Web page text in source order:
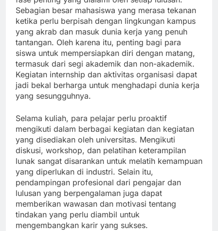
Sebagian besar mahasiswa yang merasa tekanan
ketika perlu berpisah dengan lingkungan kampus
yang akrab dan masuk dunia kerja yang penuh
tantangan. Oleh karena itu, penting bagi para
siswa untuk mempersiapkan diri dengan matang,
termasuk dari segi akademik dan non-akademik.
Kegiatan internship dan aktivitas organisasi dapat
jadi bekal berharga untuk menghadapi dunia kerja
yang sesungguhnya.
Selama kuliah, para pelajar perlu proaktif
mengikuti dalam berbagai kegiatan dan kegiatan
yang disediakan oleh universitas. Mengikuti
diskusi, workshop, dan pelatihan keterampilan
lunak sangat disarankan untuk melatih kemampuan
yang diperlukan di industri. Selain itu,
pendampingan profesional dari pengajar dan
lulusan yang berpengalaman juga dapat
memberikan wawasan dan motivasi tentang
tindakan yang perlu diambil untuk
mengembangkan karir yang sukses.